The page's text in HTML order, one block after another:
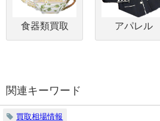
食器類買取 アパレル
関連キーワード
買取相場情報